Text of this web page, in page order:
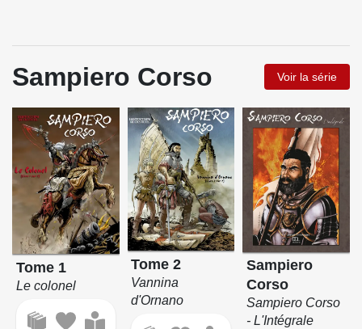
Sampiero Corso Voir la série
Tome 1
Le colonel
Tome 2
Vannina
d'Ornano
Sampiero
Corso
Sampiero Corso
- L'Intégrale